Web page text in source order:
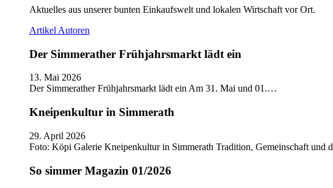
Aktuelles aus unserer bunten Einkaufswelt und lokalen Wirtschaft vor Ort.
Artikel Autoren
Der Simmerather Frühjahrsmarkt lädt ein
13. Mai 2026
Der Simmerather Frühjahrsmarkt lädt ein Am 31. Mai und 01.…
Kneipenkultur in Simmerath
29. April 2026
Foto: Köpi Galerie Kneipenkultur in Simmerath Tradition, Gemeinschaft und
So simmer Magazin 01/2026